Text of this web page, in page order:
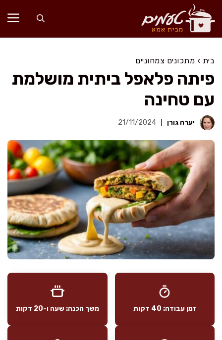
לדלג
לתוכן
בית › מתכונים צמחוניים
פיתה פלאפל ביתית מושלמת
עם טחינה
יערה גורן 21/11/2024
זמן עבודה: 40 דקות משך הכנה: שעה ו-20 דקות